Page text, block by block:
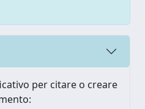
per citare o creare